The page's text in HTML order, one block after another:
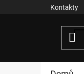
Kontakty